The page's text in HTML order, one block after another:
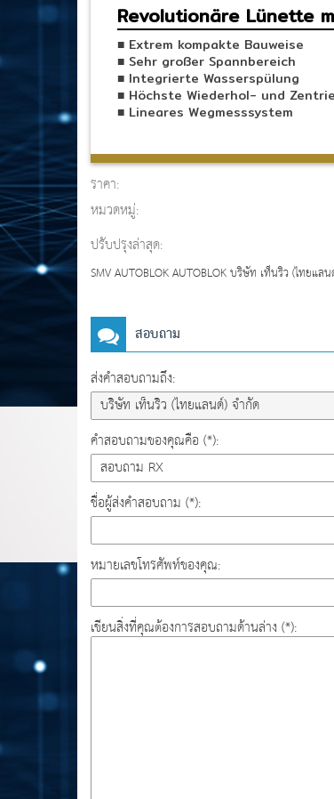
Revolutionäre Lünette
■ Extrem kompakte Bauweise
■ Sehr großer Spannbereich
■ Integrierte Wasserspülung
■ Höchste Wiederhol- und
■ Lineares Wegmesssystem
ราคา:
หมวดหมู่:
ปรับปรุงล่าสุด:
SMV AUTOBLOK AUTOBLOK บริษัท เท็นริว (ไทยแล
สอบถาม
ส่งคำสอบถามถึง:
คำสอบถามของคุณคือ (*):
ชื่อผู้ส่งคำสอบถาม (*):
หมายเลขโทรศัพท์ของคุณ:
เขียนสิ่งที่คุณต้องการสอบถามด้านล่าง (*):